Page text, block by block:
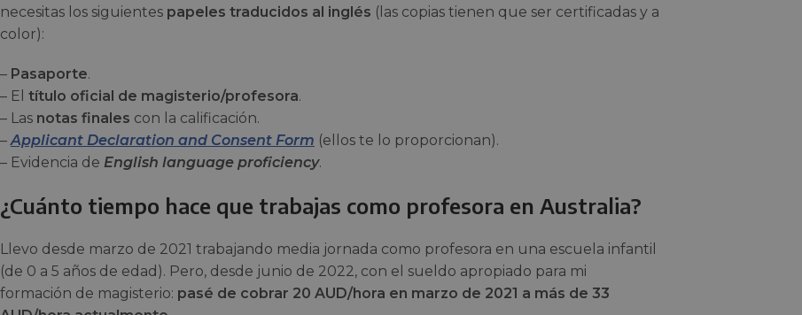
necesitas los siguientes papeles traducidos al inglés (las copias tienen que ser certificadas y a
color):
– Pasaporte.
– El título oficial de magisterio/profesora.
– Las notas finales con la calificación.
–Applicant Declaration and Consent Form (ellos te lo proporcionan).
– Evidencia de English language proficiency.
¿Cuánto tiempo hace que trabajas como profesora en Australia?
Llevo desde marzo de 2021 trabajando media jornada como profesora en una escuela infantil
(de 0 a 5 años de edad). Pero, desde junio de 2022, con el sueldo apropiado para mi
formación de magisterio: pasé de cobrar 20 AUD/hora en marzo de 2021 a más de 33